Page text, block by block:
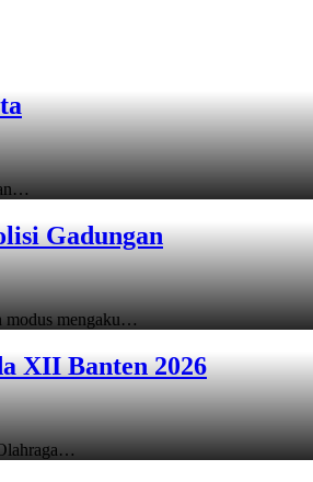
Gadungan
modus mengaku…
XII Banten 2026